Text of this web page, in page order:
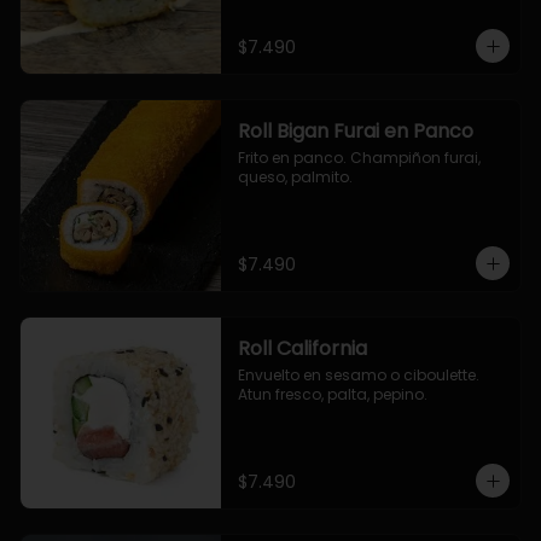
$7.490
Roll Bigan Furai en Panco
Frito en panco. Champiñon furai,
queso, palmito.
$7.490
Roll California
Envuelto en sesamo o ciboulette.
Atun fresco, palta, pepino.
$7.490